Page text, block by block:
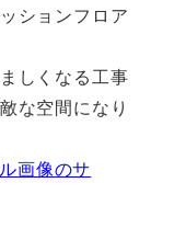
ションフロア
しくなる工事
な空間になり